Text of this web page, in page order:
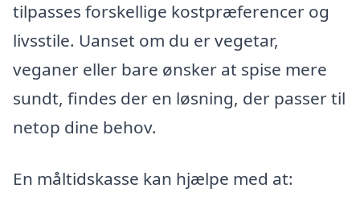
tilpasses forskellige kostpræferencer og
livsstile. Uanset om du er vegetar,
veganer eller bare ønsker at spise mere
sundt, findes der en løsning, der passer til
netop dine behov.
En måltidskasse kan hjælpe med at: